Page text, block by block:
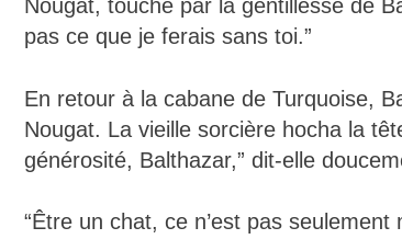
Nougat, touché par la gentillesse de
pas ce que je ferais sans toi.”
En retour à la cabane de Turquoise,
Nougat. La vieille sorcière hocha la
générosité, Balthazar,” dit-elle
“Être un chat, ce n’est pas